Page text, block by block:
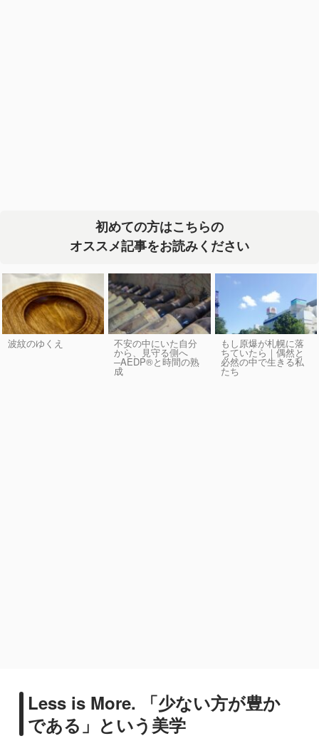
初めての方はこちらの
オススメ記事をお読みください
波紋のゆくえ 不安の中にいた自分
から、見守る側へ
─AEDP®︎と時間の熟
成
もし原爆が札幌に落
ちていたら｜偶然と
必然の中で生きる私
たち
Less is More. 「少ない方が豊か
である」という美学